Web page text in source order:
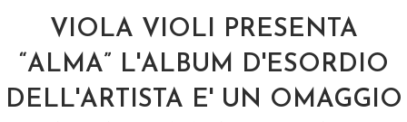
VIOLA VIOLI PRESENTA
“ALMA” L'ALBUM D'ESORDIO
DELL'ARTISTA E' UN OMAGGIO